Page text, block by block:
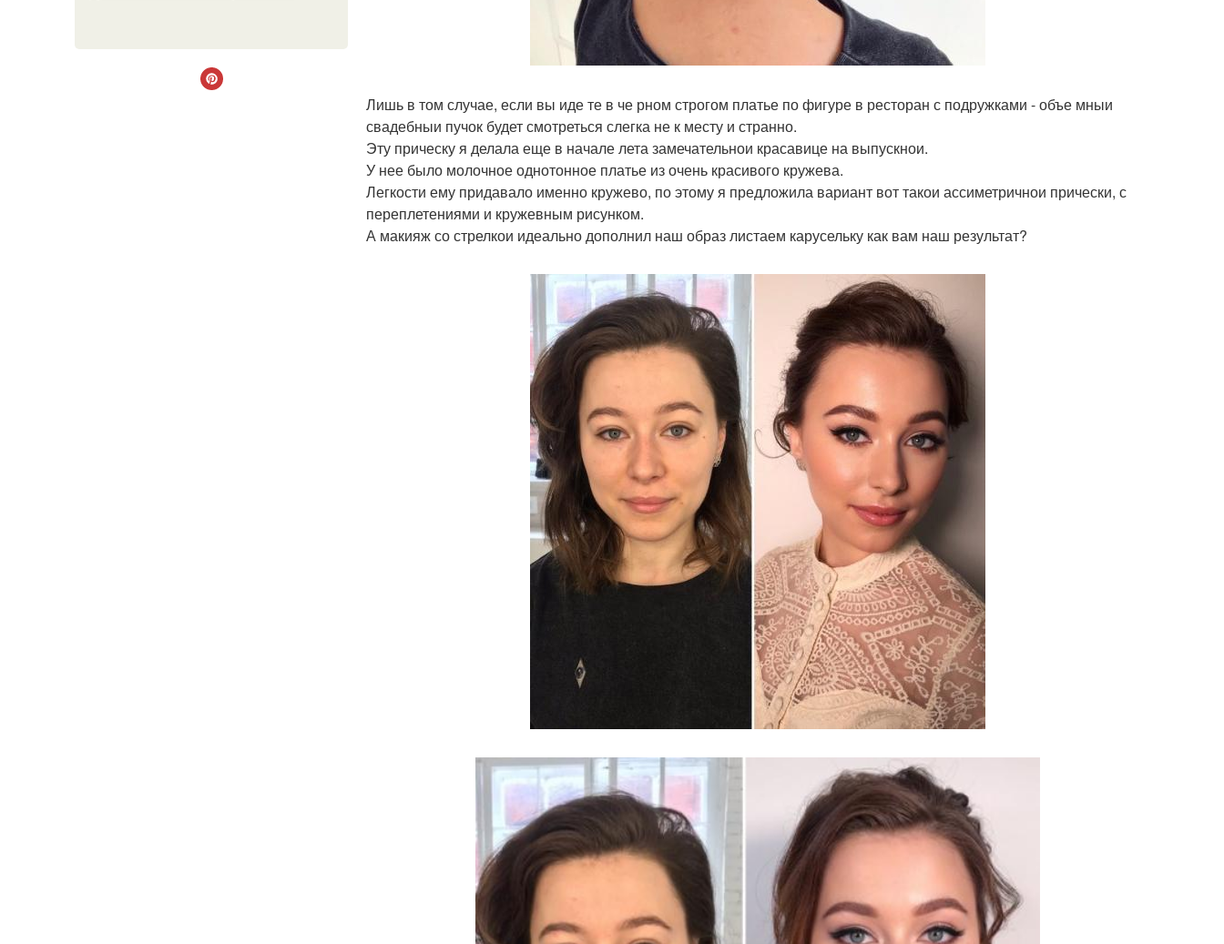
Лишь в том случае, если вы иде те в че рном строгом платье по фигуре в ресторан с подружками - объе мныи
свадебныи пучок будет смотреться слегка не к месту и странно.
Эту прическу я делала еще в начале лета замечательнои красавице на выпускнои.
У нее было молочное однотонное платье из очень красивого кружева.
Легкости ему придавало именно кружево, по этому я предложила вариант вот такои ассиметричнои прически, с
переплетениями и кружевным рисунком.
А макияж со стрелкои идеально дополнил наш образ листаем карусельку как вам наш результат?